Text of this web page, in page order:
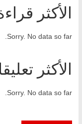
الأكثر
Sorry. No data so far.
الأكثر تعليقا
Sorry. No data so far.